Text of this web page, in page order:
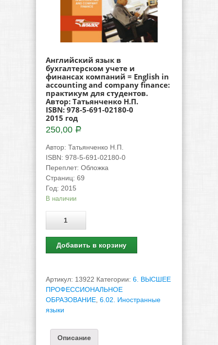
Английский язык в
бухгалтерском учете и
финансах компаний = English in
accounting and company finance:
практикум для студентов.
Автор: Татьянченко Н.П.
ISBN: 978-5-691-02180-0
2015 год
250,00 Р
Автор: Татьянченко Н.П.
ISBN: 978-5-691-02180-0
Переплет: Обложка
Страниц: 69
Год: 2015
В наличии
Количество
Добавить в корзину
Артикул: 13922 Категории: 6. ВЫСШЕЕ
ПРОФЕССИОНАЛЬНОЕ
ОБРАЗОВАНИЕ 6.02. Иностранные
языки
Описание